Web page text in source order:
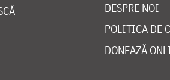
DESPRE NOI
POLITICA DE
DONEAZĂ